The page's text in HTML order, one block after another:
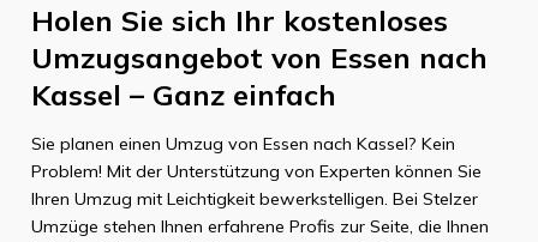
Holen Sie sich Ihr kostenloses
Umzugsangebot von Essen nach
Kassel – Ganz einfach
Sie planen einen Umzug von Essen nach Kassel? Kein
Problem! Mit der Unterstützung von Experten können Sie
Ihren Umzug mit Leichtigkeit bewerkstelligen. Bei Stelzer
Umzüge stehen Ihnen erfahrene Profis zur Seite, die Ihnen